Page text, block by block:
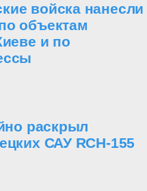
войска нанесли
объектам
и по
раскрыл
САУ RCH-155